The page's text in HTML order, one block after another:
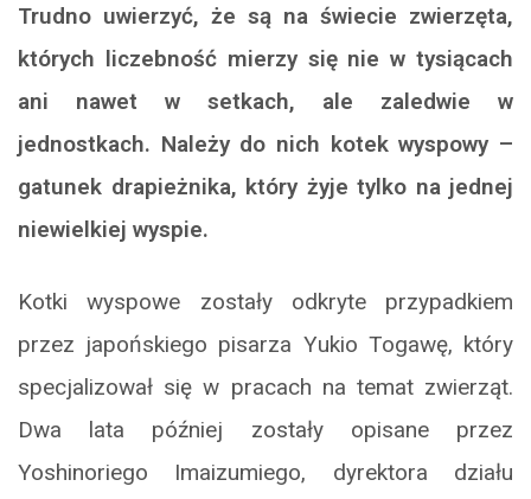
Trudno uwierzyć, że są na świecie zwierzęta,
których liczebność mierzy się nie w tysiącach
ani nawet w setkach, ale zaledwie w
jednostkach. Należy do nich kotek wyspowy –
gatunek drapieżnika, który żyje tylko na jednej
niewielkiej wyspie.
Kotki wyspowe zostały odkryte przypadkiem
przez japońskiego pisarza Yukio Togawę, który
specjalizował się w pracach na temat zwierząt.
Dwa lata później zostały opisane przez
Yoshinoriego Imaizumiego, dyrektora działu